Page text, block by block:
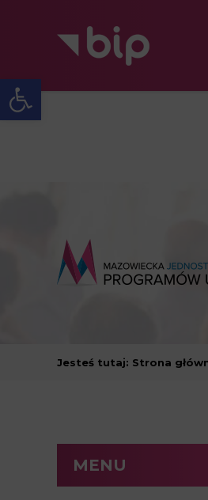
Open toolbar
Jesteś tutaj: Strona
MENU